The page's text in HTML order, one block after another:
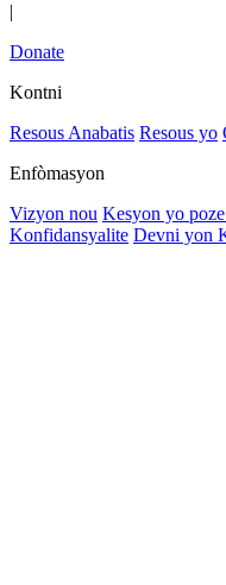
|
Donate
Kontni
Resous Anabatis Resous yo
Enfòmasyon
Vizyon nou Kesyon yo
Konfidansyalite Devni yon